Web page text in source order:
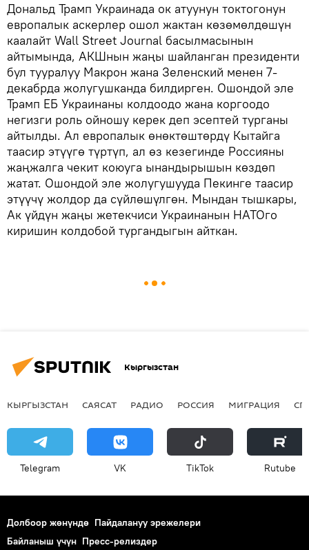
Дональд Трамп Украинада ок атуунун токтогонун
европалык аскерлер ошол жактан көзөмөлдөшүн
каалайт Wall Street Journal басылмасынын
айтымында, АКШнын жаңы шайланган президенти
бул тууралуу Макрон жана Зеленский менен 7-
декабрда жолугушканда билдирген. Ошондой эле
Трамп ЕБ Украинаны колдоодо жана коргоодо
негизги роль ойношу керек деп эсептей турганы
айтылды. Ал европалык өнөктөштөрдү Кытайга
таасир этүүгө түртүп, ал өз кезегинде Россияны
жаңжалга чекит коюуга ынандырышын көздөп
жатат. Ошондой эле жолугушууда Пекинге таасир
этүүчү жолдор да сүйлөшүлгөн. Мындан тышкары,
Ак үйдүн жаңы жетекчиси Украинанын НАТОго
киришин колдобой тургандыгын айткан.
Кыргызстан
КЫРГЫЗСТАН САЯСАТ РАДИО РОССИЯ МИГРАЦИЯ
Telegram VK ТikТоk Rutube
Долбоор жөнүндө Пайдалануу эрежелери
Байланыш үчүн Пресс-релиздер